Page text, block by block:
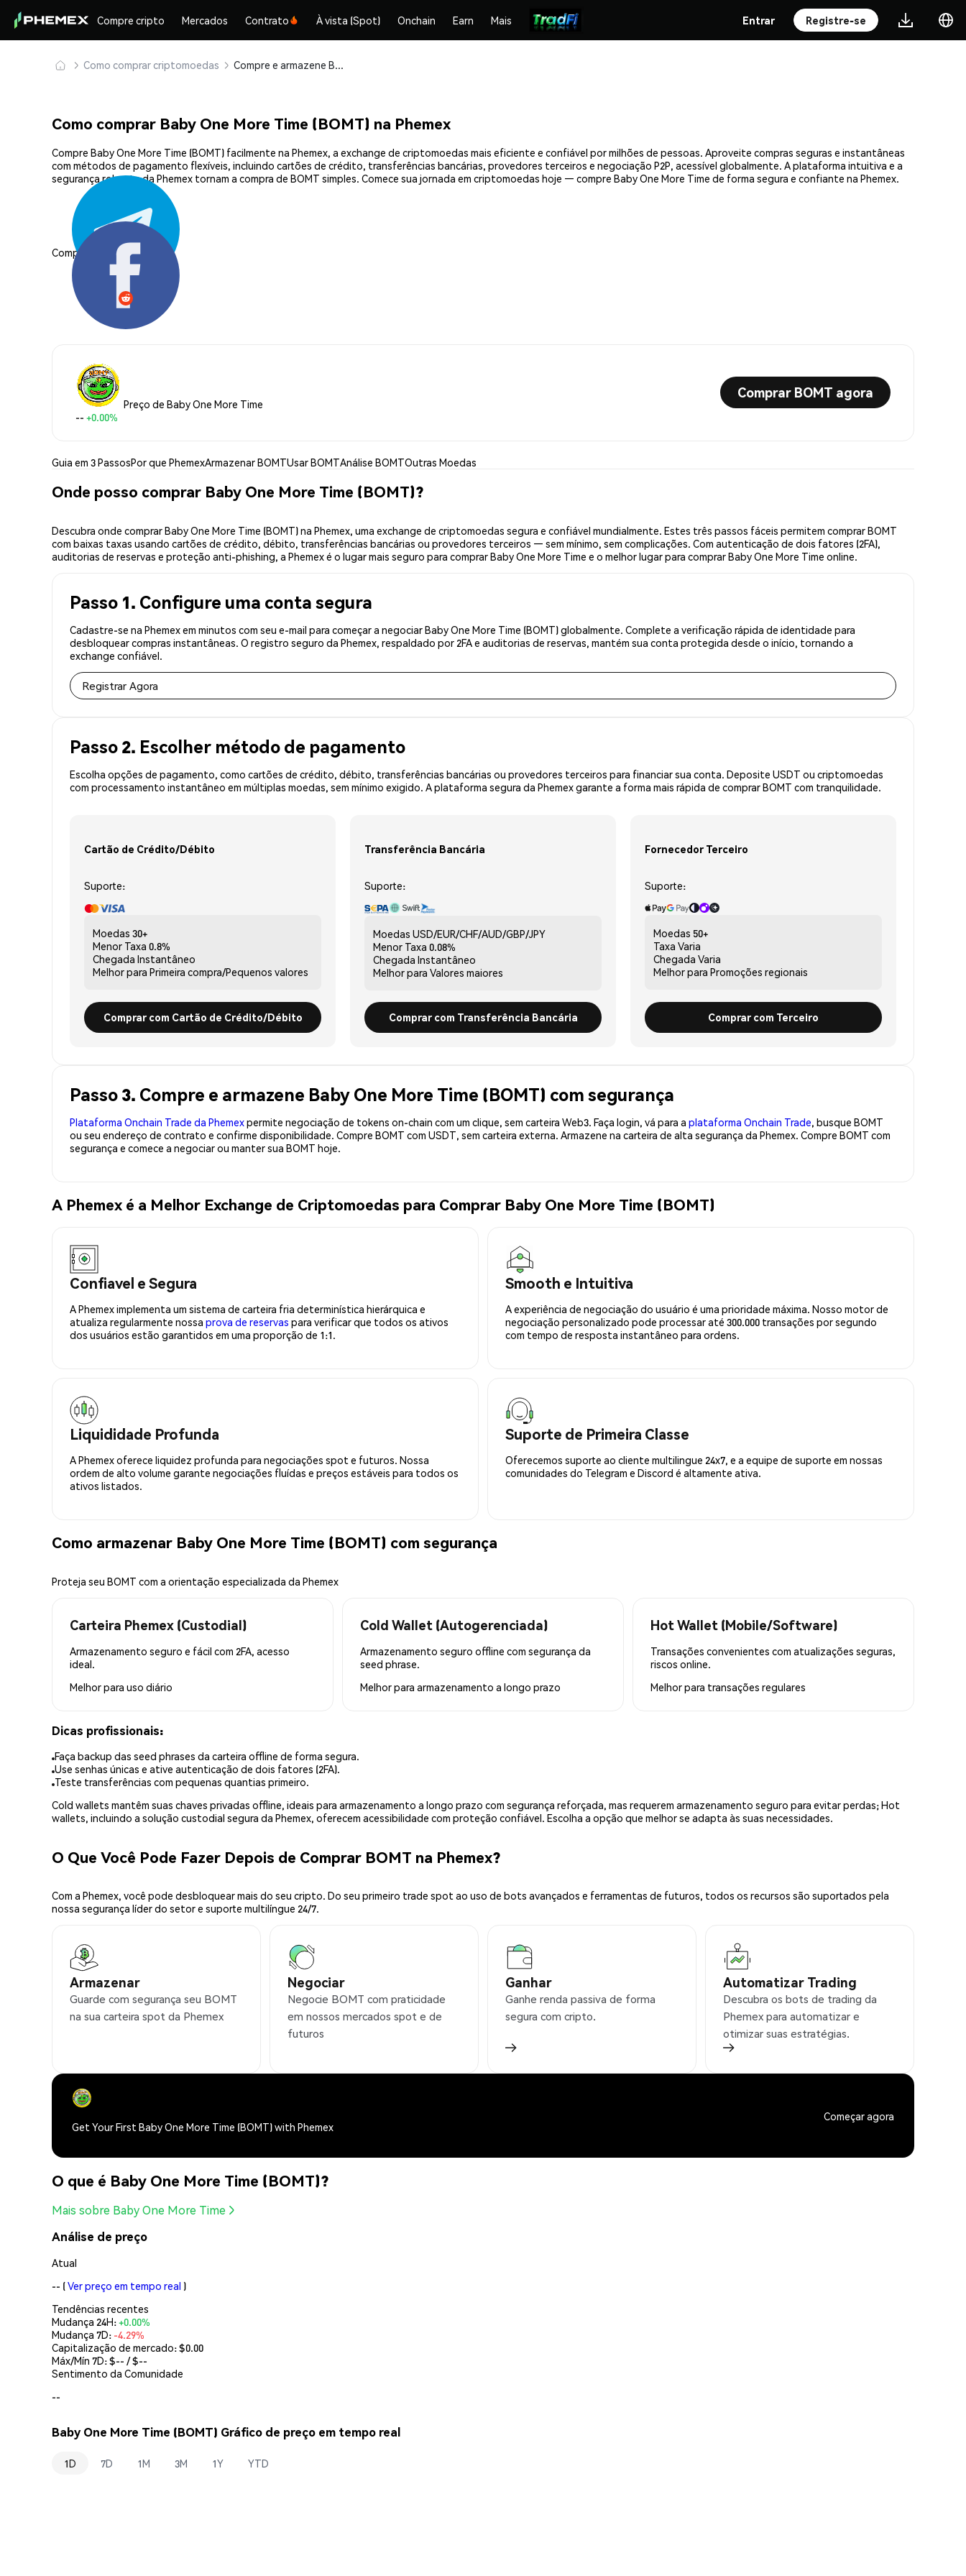
Compre cripto Mercados Contrato À vista (Spot) Onchain Earn Mais Entrar Registre-se
Como comprar criptomoedas Compre e armazene Baby One More Time (BOMT) com segurança
Como comprar Baby One More Time (BOMT) na Phemex
Compre Baby One More Time (BOMT) facilmente na Phemex, a exchange de criptomoedas mais eficiente e confiável por milhões de pessoas. Aproveite compras seguras e instantâneas
com métodos de pagamento flexíveis, incluindo cartões de crédito, transferências bancárias, provedores terceiros e negociação P2P, acessível globalmente. A plataforma intuitiva e a
segurança robusta da Phemex tornam a compra de BOMT simples. Comece sua jornada em criptomoedas hoje — compre Baby One More Time de forma segura e confiante na Phemex.
Compartilhar:
Preço de Baby One More Time
-- +0.00%
Comprar BOMT agora
Guia em 3 PassosPor que PhemexArmazenar BOMTUsar BOMTAnálise BOMTOutras Moedas
Onde posso comprar Baby One More Time (BOMT)?
Descubra onde comprar Baby One More Time (BOMT) na Phemex, uma exchange de criptomoedas segura e confiável mundialmente. Estes três passos fáceis permitem comprar BOMT
com baixas taxas usando cartões de crédito, débito, transferências bancárias ou provedores terceiros — sem mínimo, sem complicações. Com autenticação de dois fatores (2FA),
auditorias de reservas e proteção anti-phishing, a Phemex é o lugar mais seguro para comprar Baby One More Time e o melhor lugar para comprar Baby One More Time online.
Passo 1. Configure uma conta segura
Cadastre-se na Phemex em minutos com seu e-mail para começar a negociar Baby One More Time (BOMT) globalmente. Complete a verificação rápida de identidade para
desbloquear compras instantâneas. O registro seguro da Phemex, respaldado por 2FA e auditorias de reservas, mantém sua conta protegida desde o início, tornando a
exchange confiável.
Registrar Agora
Passo 2. Escolher método de pagamento
Escolha opções de pagamento, como cartões de crédito, débito, transferências bancárias ou provedores terceiros para financiar sua conta. Deposite USDT ou criptomoedas
com processamento instantâneo em múltiplas moedas, sem mínimo exigido. A plataforma segura da Phemex garante a forma mais rápida de comprar BOMT com tranquilidade.
Cartão de Crédito/Débito
Suporte:
Moedas 30+
Menor Taxa 0.8%
Chegada Instantâneo
Melhor para Primeira compra/Pequenos valores
Comprar com Cartão de Crédito/Débito
Transferência Bancária
Suporte:
Moedas USD/EUR/CHF/AUD/GBP/JPY
Menor Taxa 0.08%
Chegada Instantâneo
Melhor para Valores maiores
Comprar com Transferência Bancária
Fornecedor Terceiro
Suporte:
Moedas 50+
Taxa Varia
Chegada Varia
Melhor para Promoções regionais
Comprar com Terceiro
Passo 3. Compre e armazene Baby One More Time (BOMT) com segurança
Plataforma Onchain Trade da Phemexpermite negociação de tokens on-chain com um clique, sem carteira Web3. Faça login, vá para a plataforma Onchain Trade, busque BOMT
ou seu endereço de contrato e confirme disponibilidade. Compre BOMT com USDT, sem carteira externa. Armazene na carteira de alta segurança da Phemex. Compre BOMT com
segurança e comece a negociar ou manter sua BOMT hoje.
A Phemex é a Melhor Exchange de Criptomoedas para Comprar Baby One More Time (BOMT)
Confiavel e Segura
A Phemex implementa um sistema de carteira fria determinística hierárquica e
atualiza regularmente nossa prova de reservas para verificar que todos os ativos
dos usuários estão garantidos em uma proporção de 1:1.
Smooth e Intuitiva
A experiência de negociação do usuário é uma prioridade máxima. Nosso motor de
negociação personalizado pode processar até 300.000 transações por segundo
com tempo de resposta instantâneo para ordens.
Liquididade Profunda
A Phemex oferece liquidez profunda para negociações spot e futuros. Nossa
ordem de alto volume garante negociações fluídas e preços estáveis para todos os
ativos listados.
Suporte de Primeira Classe
Oferecemos suporte ao cliente multilingue 24x7, e a equipe de suporte em nossas
comunidades do Telegram e Discord é altamente ativa.
Como armazenar Baby One More Time (BOMT) com segurança
Proteja seu BOMT com a orientação especializada da Phemex
Carteira Phemex (Custodial)
Armazenamento seguro e fácil com 2FA, acesso
ideal.
Melhor para uso diário
Cold Wallet (Autogerenciada)
Armazenamento seguro offline com segurança da
seed phrase.
Melhor para armazenamento a longo prazo
Hot Wallet (Mobile/Software)
Transações convenientes com atualizações seguras,
riscos online.
Melhor para transações regulares
Dicas profissionais:
Faça backup das seed phrases da carteira offline de forma segura.
Use senhas únicas e ative autenticação de dois fatores (2FA).
Teste transferências com pequenas quantias primeiro.
Cold wallets mantêm suas chaves privadas offline, ideais para armazenamento a longo prazo com segurança reforçada, mas requerem armazenamento seguro para evitar perdas; Hot
wallets, incluindo a solução custodial segura da Phemex, oferecem acessibilidade com proteção confiável. Escolha a opção que melhor se adapta às suas necessidades.
O Que Você Pode Fazer Depois de Comprar BOMT na Phemex?
Com a Phemex, você pode desbloquear mais do seu cripto. Do seu primeiro trade spot ao uso de bots avançados e ferramentas de futuros, todos os recursos são suportados pela
nossa segurança líder do setor e suporte multilíngue 24/7.
Armazenar
Guarde com segurança seu BOMT
na sua carteira spot da Phemex
Negociar
Negocie BOMT com praticidade
em nossos mercados spot e de
futuros
Ganhar
Ganhe renda passiva de forma
segura com cripto.
Automatizar Trading
Descubra os bots de trading da
Phemex para automatizar e
otimizar suas estratégias.
Get Your First Baby One More Time (BOMT) with Phemex
Começar agora
O que é Baby One More Time (BOMT)?
Mais sobre Baby One More Time
Análise de preço
Atual
-- (Ver preço em tempo real )
Tendências recentes
Mudança 24H:+0.00%
Mudança 7D: -4.29%
Capitalização de mercado:$0.00
Máx/Mín 7D: $-- / $--
Sentimento da Comunidade
--
Baby One More Time (BOMT) Gráfico de preço em tempo real
1D 7D 1M 3M 1Y YTD